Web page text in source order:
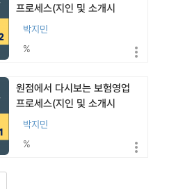
프로세스(지인 및 소개시
장)_02(2109)
박지민
%
원점에서 다시보는 보험영업
프로세스(지인 및 소개시
장)_01(2109)
박지민
%